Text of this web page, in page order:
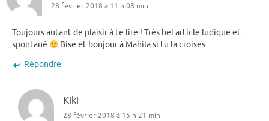
28 février 2018 à 11 h 08 min
Toujours autant de plaisir à te lire ! Très bel article ludique et
spontané
Bise et bonjour à Mahila si tu la croises…
Répondre
Kiki
28 février 2018 à 15 h 21 min